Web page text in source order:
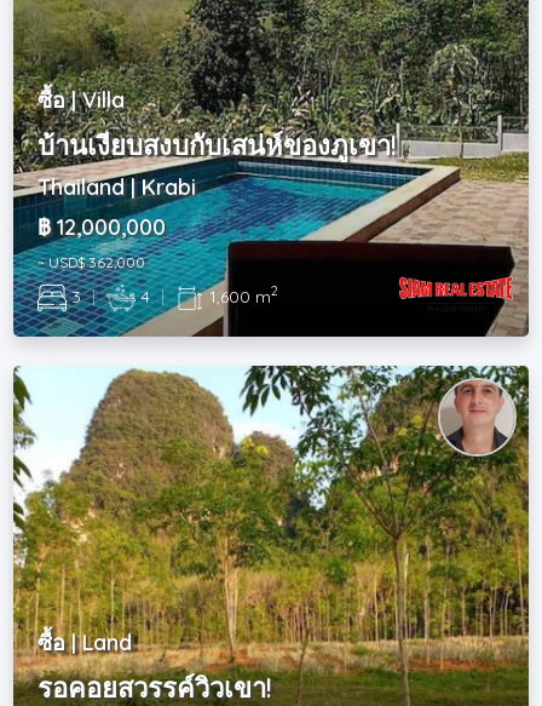
ซื้อ | Villa
บ้านเงียบสงบกับเสน่ห์ของภูเขา!
Thailand | Krabi
฿ 12,000,000
~ USD$ 362,000
3 | 4 | 1,600 m2
ซื้อ | Land
รอคอยสวรรค์วิวเขา!